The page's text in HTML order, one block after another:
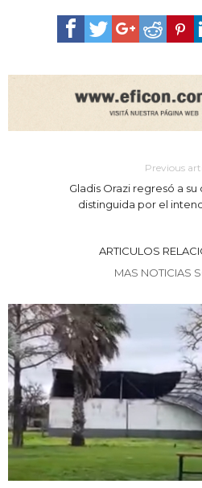
Previous
Gladis Orazi regresó a
distinguida por el
ARTICULOS
MAS NOTICIAS